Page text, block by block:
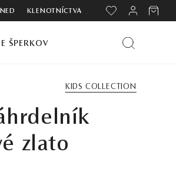
KLENOTNÍCTVA
ŠPERKOV
KIDS COLLECTION
zlato